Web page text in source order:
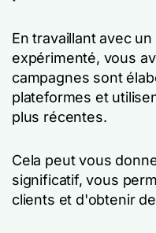
En travaillant avec
expérimenté, vous
campagnes sont
plateformes et
plus récentes.
Cela peut vous
significatif, vous
clients et d'obtenir